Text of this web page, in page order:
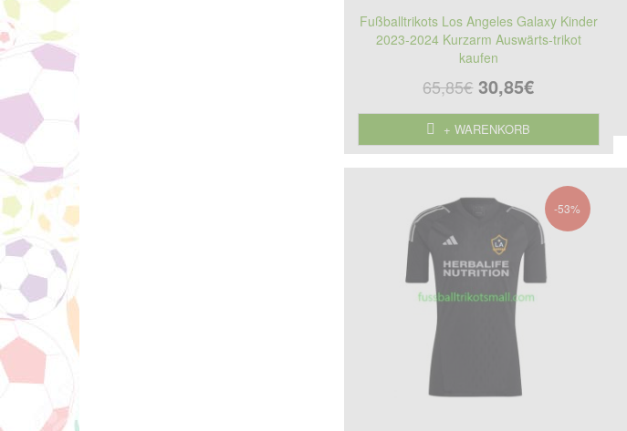
Fußballtrikots Los Angeles Galaxy Kinder
2023-2024 Kurzarm Auswärts-trikot
kaufen
65,85€ 30,85€
+ WARENKORB
-53%